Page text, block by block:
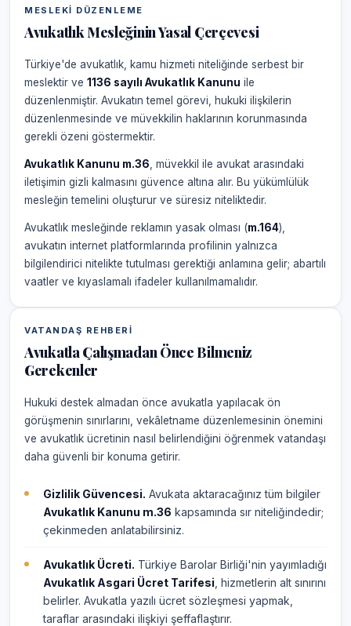
MESLEKI DÜZENLEME
Avukatlık Mesleğinin Yasal Çerçevesi
Türkiye'de avukatlık, kamu hizmeti niteliğinde serbest bir
meslektir ve 1136 sayılı Avukatlık Kanunu ile
düzenlenmiştir. Avukatın temel görevi, hukuki ilişkilerin
düzenlenmesinde ve müvekkilin haklarının korunmasında
gerekli özeni göstermektir.
Avukatlık Kanunu m.36 , müvekkil ile avukat arasındaki
iletişimin gizli kalmasını güvence altına alır. Bu yükümlülük
mesleğin temelini oluşturur ve süresiz niteliktedir.
Avukatlık mesleğinde reklamın yasak olması (m.164),
avukatın internet platformlarında profilinin yalnızca
bilgilendirici nitelikte tutulması gerektiği anlamına gelir; abartılı
vaatler ve kıyaslamalı ifadeler kullanılmamalıdır.
VATANDAŞ REHBERI
Avukatla Çalışmadan Önce Bilmeniz
Gerekenler
Hukuki destek almadan önce avukatla yapılacak ön
görüşmenin sınırlarını, vekâletname düzenlemesinin önemini
ve avukatlık ücretinin nasıl belirlendiğini öğrenmek vatandaşı
daha güvenli bir konuma getirir.
Gizlilik Güvencesi. Avukata aktaracağınız tüm bilgiler
Avukatlık Kanunu m.36 kapsamında sır niteliğindedir;
çekinmeden anlatabilirsiniz.
Avukatlık Ücreti. Türkiye Barolar Birliği'nin yayımladığı
Avukatlık Asgari Ücret Tarifesi , hizmetlerin alt sınırını
belirler. Avukatla yazılı ücret sözleşmesi yapmak,
taraflar arasındaki ilişkiyi şeffaflaştırır.